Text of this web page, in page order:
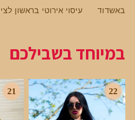
באשדוד
עיסוי אירוטי בראשון
במיוחד בשבילכם
22
21